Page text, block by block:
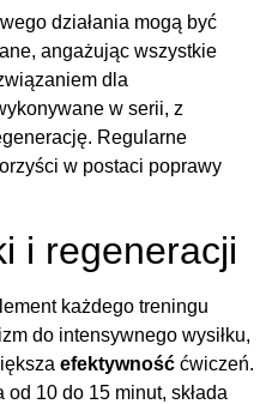
działania mogą być
angażując wszystkie
dla
w serii, z
Regularne
w postaci poprawy
i regeneracji
każdego treningu
do intensywnego wysiłku,
efektywność ćwiczeń.
od 10 do 15 minut, składa